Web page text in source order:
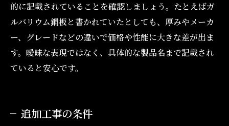
的に記載されていることを確認しましょう。たとえばガ
ルバリウム鋼板と書かれていたとしても、厚みやメーカ
ー、グレードなどの違いで価格や性能に大きな差が出ま
す。曖昧な表現ではなく、具体的な製品名まで記載され
ていると安心です。
追加工事の条件